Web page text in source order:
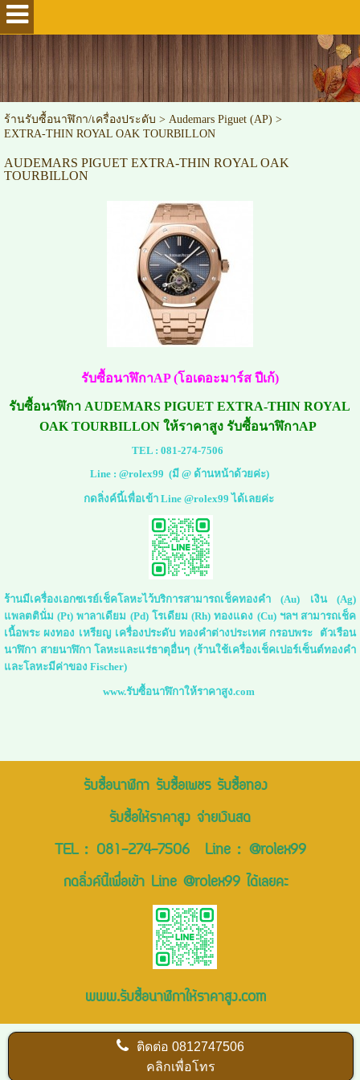
ร้านรับซื้อนาฬิกา/เครื่องประดับ > Audemars Piguet (AP) >
EXTRA-THIN ROYAL OAK TOURBILLON
AUDEMARS PIGUET EXTRA-THIN ROYAL OAK
TOURBILLON
รับซื้อนาฬิกาAP (โอเดอะมาร์ส ปีเก้)
รับซื้อนาฬิกา AUDEMARS PIGUET EXTRA-THIN ROYAL
OAK TOURBILLON ให้ราคาสูง รับซื้อนาฬิกาAP
TEL : 081-274-7506
Line :@rolex99 (มี @ ด้านหน้าด้วยค่ะ)
กดลิ่งค์นี้เพื่อเข้า Line @rolex99 ได้เลยค่ะ
ร้านมีเครื่องเอกซเรย์เช็คโลหะไว้บริการสามารถเช็คทองคำ (Au) เงิน (Ag)
แพลตตินั่ม (Pt) พาลาเดียม (Pd) โรเดียม (Rh) ทองแดง (Cu) ฯลฯ สามารถเช็ค
เนื้อพระ ผงทอง เหรียญ เครื่องประดับ ทองคำต่างประเทศ กรอบพระ ตัวเรือน
นาฬิกา สายนาฬิกา โลหะและแร่ธาตุอื่นๆ (ร้านใช้เครื่องเช็คเปอร์เซ็นต์ทองคำ
และโลหะมีค่าของ Fischer)
www.รับซื้อนาฬิกาให้ราคาสูง.com
รับซื้อนาฬิกา รับซื้อเพชร รับซื้อทอง
รับซื้อให้ราคาสูง จ่ายเงินสด
TEL : 081-274-7506Line : @rolex99
กดลิ่งค์นี้เพื่อเข้า Line @rolex99 ได้เลยคะ
www.รับซื้อนาฬิกาให้ราคาสูง.com
ติดต่อ0812747506
คลิกเพื่อโทร